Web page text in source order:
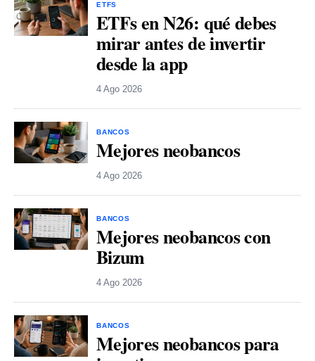
ETFS
ETFs en N26: qué debes
mirar antes de invertir
desde la app
4 Ago 2026
BANCOS
Mejores neobancos
4 Ago 2026
BANCOS
Mejores neobancos con
Bizum
4 Ago 2026
BANCOS
Mejores neobancos para